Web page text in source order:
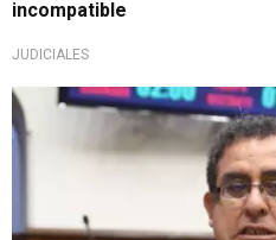
incompatible
JUDICIALES
Importante